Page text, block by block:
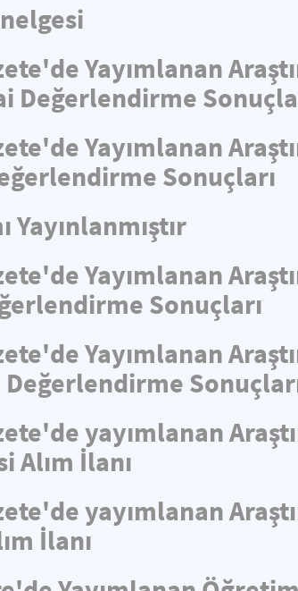
Yayımlanan
Değerlendirme
Yayımlanan
Sonuçları
Yayınlanmıştır
Yayımlanan
Sonuçları
Yayımlanan
yayımlanan
Alım İlanı
yayımlanan
İlanı